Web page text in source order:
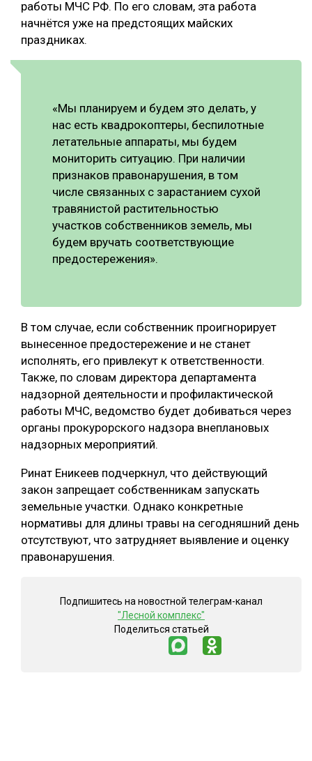
ЛЕСОПИЛЕНИЕ
ДЕРЕВЯННОЕ ДОМОСТРОЕНИЕ
БЕЗОПАСНОЕ ПРОИЗВОДСТВО
СУШКА ДРЕВЕСИНЫ
МЕБЕЛЬНОЕ ПРОИЗВОДСТВО
работы МЧС РФ. По его словам, эта работа
начнётся уже на предстоящих майских
праздниках.
«Мы планируем и будем это делать, у
нас есть квадрокоптеры, беспилотные
летательные аппараты, мы будем
мониторить ситуацию. При наличии
признаков правонарушения, в том
числе связанных с зарастанием сухой
травянистой растительностью
участков собственников земель, мы
будем вручать соответствующие
предостережения».
В том случае, если собственник проигнорирует
вынесенное предостережение и не станет
исполнять, его привлекут к ответственности.
Также, по словам директора департамента
надзорной деятельности и профилактической
работы МЧС, ведомство будет добиваться через
органы прокурорского надзора внеплановых
надзорных мероприятий.
Ринат Еникеев подчеркнул, что действующий
закон запрещает собственникам запускать
земельные участки. Однако конкретные
нормативы для длины травы на сегодняшний день
отсутствуют, что затрудняет выявление и оценку
правонарушения.
Подпишитесь на новостной телеграм-канал
"Лесной комплекс"
Поделиться статьей